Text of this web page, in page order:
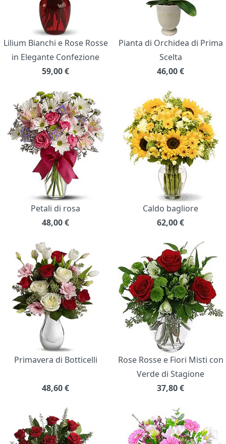
Lilium Bianchi e Rose Rosse
in Elegante Confezione
59,00€
Pianta di Orchidea di Prima
Scelta
46,00€
Petali di rosa
48,00€
Caldo bagliore
62,00€
Primavera di Botticelli
48,60€
Rose Rosse e Fiori Misti con
Verde di Stagione
37,80€